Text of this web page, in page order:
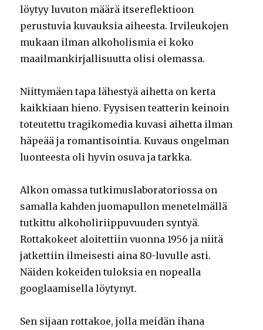
löytyy luvuton määrä itsereflektioon
perustuvia kuvauksia aiheesta. Irvileukojen
mukaan ilman alkoholismia ei koko
maailmankirjallisuutta olisi olemassa.
Niittymäen tapa lähestyä aihetta on kerta
kaikkiaan hieno. Fyysisen teatterin keinoin
toteutettu tragikomedia kuvasi aihetta ilman
häpeää ja romantisointia. Kuvaus ongelman
luonteesta oli hyvin osuva ja tarkka.
Alkon omassa tutkimuslaboratoriossa on
samalla kahden juomapullon menetelmällä
tutkittu alkoholiriippuvuuden syntyä.
Rottakokeet aloitettiin vuonna 1956 ja niitä
jatkettiin ilmeisesti aina 80-luvulle asti.
Näiden kokeiden tuloksia en nopealla
googlaamisella löytynyt.
Sen sijaan rottakoe, jolla meidän ihana